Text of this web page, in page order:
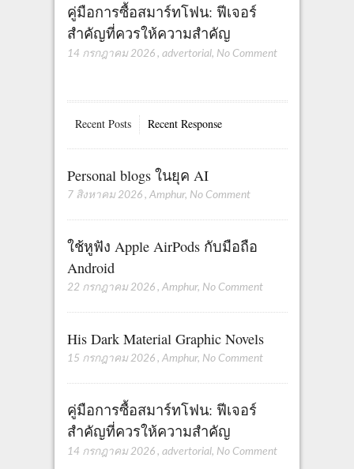
คู่มือการซื้อสมาร์ทโฟน: ฟีเจอร์
สำคัญที่ควรให้ความสำคัญ
14 กรกฎาคม 2026 , advertorial, No Comment
Recent Posts Recent Response
Personal blogs ในยุค AI
7 สิงหาคม 2026 , Amphur, No Comment
ใช้หูฟัง Apple AirPods กับมือถือ
Android
22 กรกฎาคม 2026 , Amphur, No Comment
His Dark Material Graphic Novels
15 กรกฎาคม 2026 , Amphur, No Comment
คู่มือการซื้อสมาร์ทโฟน: ฟีเจอร์
สำคัญที่ควรให้ความสำคัญ
14 กรกฎาคม 2026 , advertorial, No Comment